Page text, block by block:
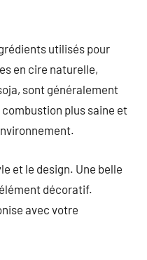
utilisés pour
en cire naturelle,
sont généralement
plus saine et
et le design. Une belle
décoratif.
avec votre